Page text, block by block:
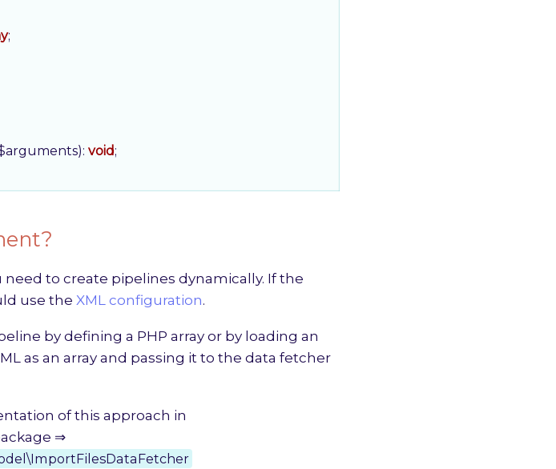
;
: void;
to create pipelines dynamically. If the
use the XML configuration.
by defining a PHP array or by loading an
as an array and passing it to the data fetcher
of this approach in
⇒